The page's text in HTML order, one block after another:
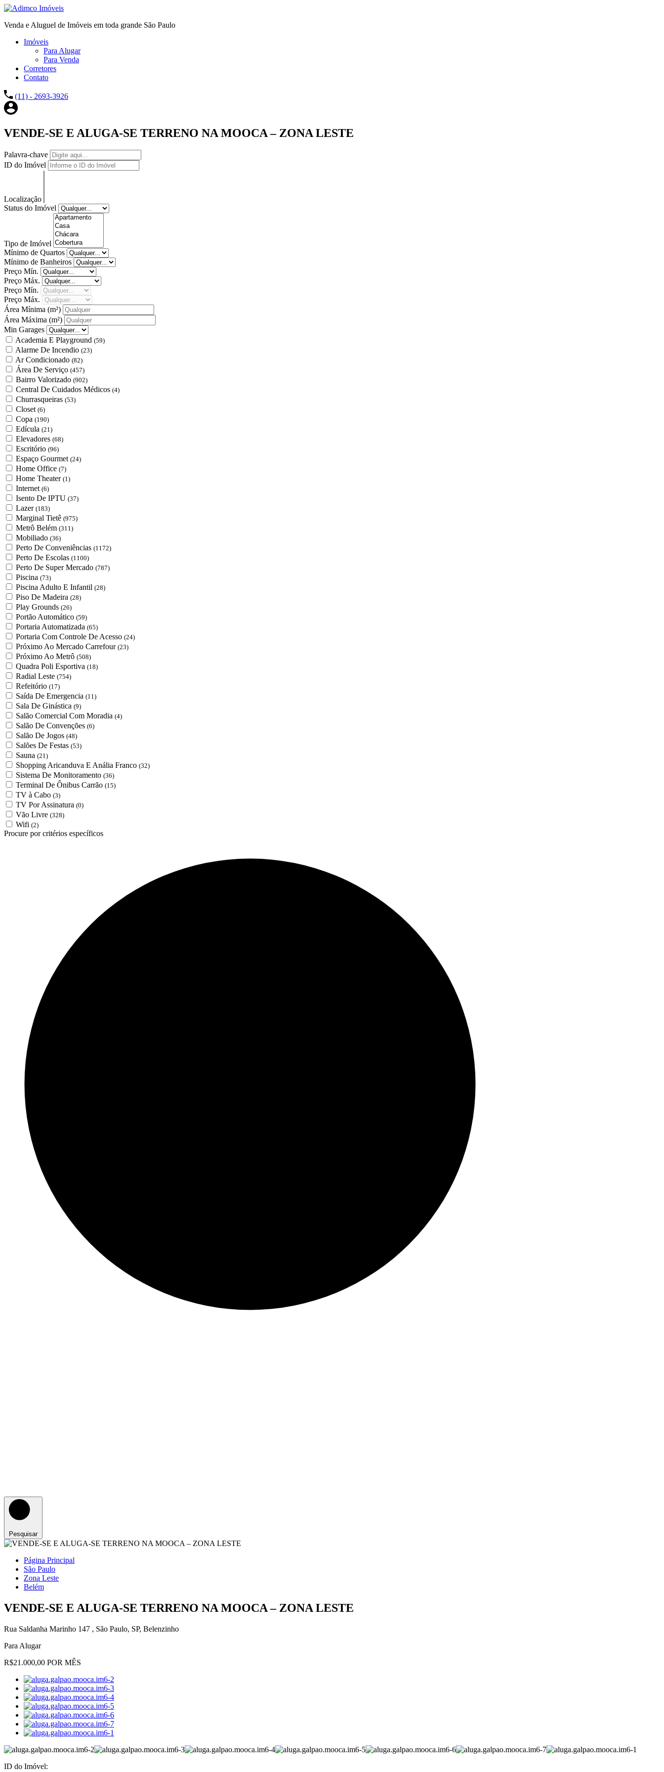
Venda e Aluguel de Imóveis em toda grande São Paulo
Imóveis
Para Alugar
Para Venda
Corretores
Contato
(11) - 2693-3926
VENDE-SE E ALUGA-SE TERRENO NA MOOCA – ZONA LESTE
Palavra-chave
ID do Imóvel
Localização
Status do Imóvel
Tipo de Imóvel
Mínimo de Quartos
Mínimo de Banheiros
Preço Mín.
Preço Máx.
Preço Mín.
Preço Máx.
Área Mínima (m²)
Área Máxima (m²)
Min Garages
Academia E Playground (59)
Alarme De Incendio (23)
Ar Condicionado (82)
Área De Serviço (457)
Bairro Valorizado (902)
Central De Cuidados Médicos (4)
Churrasqueiras (53)
Closet (6)
Copa (190)
Edícula (21)
Elevadores (68)
Escritório (96)
Espaço Gourmet (24)
Home Office (7)
Home Theater (1)
Internet (6)
Isento De IPTU (37)
Lazer (183)
Marginal Tietê (975)
Metrô Belém (311)
Mobiliado (36)
Perto De Conveniências (1172)
Perto De Escolas (1100)
Perto De Super Mercado (787)
Piscina (73)
Piscina Adulto E Infantil (28)
Piso De Madeira (28)
Play Grounds (26)
Portão Automático (59)
Portaria Automatizada (65)
Portaria Com Controle De Acesso (24)
Próximo Ao Mercado Carrefour (23)
Próximo Ao Metrô (508)
Quadra Poli Esportiva (18)
Radial Leste (754)
Refeitório (17)
Saída De Emergencia (11)
Sala De Ginástica (9)
Salão Comercial Com Moradia (4)
Salão De Convenções (6)
Salão De Jogos (48)
Salões De Festas (53)
Sauna (21)
Shopping Aricanduva E Anália Franco (32)
Sistema De Monitoramento (36)
Terminal De Ônibus Carrão (15)
TV à Cabo (3)
TV Por Assinatura (0)
Vão Livre (328)
Wifi (2)
Procure por critérios específicos
Pesquisar
Página Principal
São Paulo
Zona Leste
Belém
VENDE-SE E ALUGA-SE TERRENO NA MOOCA – ZONA LESTE
Rua Saldanha Marinho 147 , São Paulo, SP, Belenzinho
Para Alugar
R$21.000,00 POR MÊS
ID do Imóvel: